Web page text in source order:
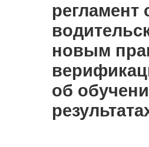
регламент
новым
об